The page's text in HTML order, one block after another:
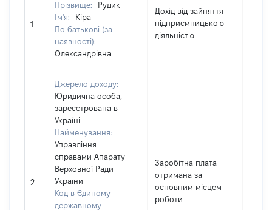
1
Прізвище:
Рудик
Ім'я:
Кіра
По батькові (за
наявності):
Олександрівна
Дохід від зайняття
підприємницькою
діяльністю
2
Джерело доходу:
Юридична особа,
зареєстрована в
Україні
Найменування:
Управління
справами Апарату
Верховної Ради
України
Код в Єдиному
державному
Заробітна плата
отримана за
основним місцем
роботи